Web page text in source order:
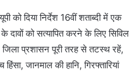
को दिया निर्देश 16वीं शताब्दी में एक
को सत्यापित करने के लिए सिविल
जिला प्रशासन पूरी तरह से तटस्थ रहें,
जानमाल की हानि, गिरफ्तारियां